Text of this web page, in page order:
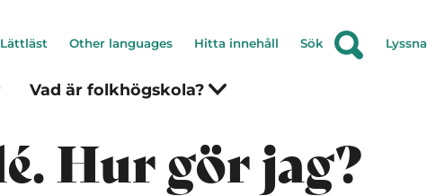
Vad är folkhögskola?
Lättläst Other languages Hitta innehåll Sök Lyssna
Hur gör jag?